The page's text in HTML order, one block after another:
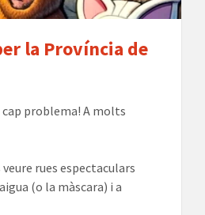
la Província de
cap problema! A molts
rues espectaculars
(o la màscara) i a